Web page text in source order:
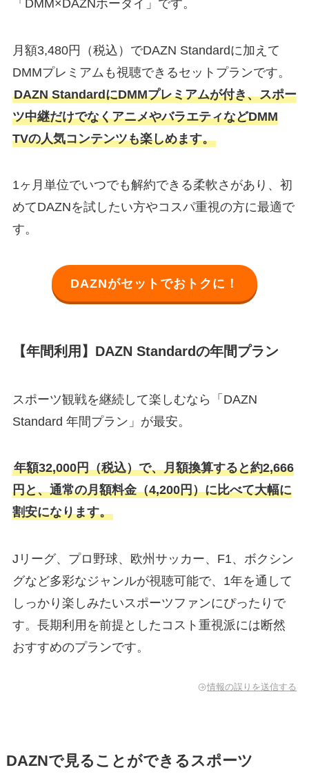
「DMM×DAZNホーダイ」です。
月額3,480円（税込）でDAZN Standardに加えて
DMMプレミアムも視聴できるセットプランです。
DAZN StandardにDMMプレミアムが付き、スポー
ツ中継だけでなくアニメやバラエティなどDMM
TVの人気コンテンツも楽しめます。
1ヶ月単位でいつでも解約できる柔軟さがあり、初
めてDAZNを試したい方やコスパ重視の方に最適で
す。
DAZNがセットでおトクに！
【年間利用】DAZN Standardの年間プラン
スポーツ観戦を継続して楽しむなら「DAZN
Standard 年間プラン」が最安。
年額32,000円（税込）で、月額換算すると約2,666
円と、通常の月額料金（4,200円）に比べて大幅に
割安になります。
Jリーグ、プロ野球、欧州サッカー、F1、ボクシン
グなど多彩なジャンルが視聴可能で、1年を通して
しっかり楽しみたいスポーツファンにぴったりで
す。長期利用を前提としたコスト重視派には断然
おすすめのプランです。
情報の誤りを送信する
DAZNで見ることができるスポーツ